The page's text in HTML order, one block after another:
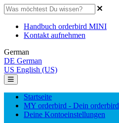
Handbuch orderbird MINI
Kontakt aufnehmen
German
DE German
US English (US)
Startseite
MY orderbird - Dein
Deine Kontoeinstellungen